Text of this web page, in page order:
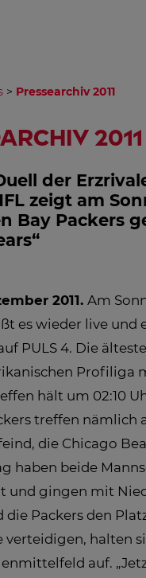
> Pressearchiv 2011
2011
der
zeigt am
Bay Packers
2011. Am
es wieder live und
PULS 4. Die
Profiliga
hält um 02:10
treffen nämlich
die Chicago
haben beide
und gingen mit
die Packers den
verteidigen, halten
auf.